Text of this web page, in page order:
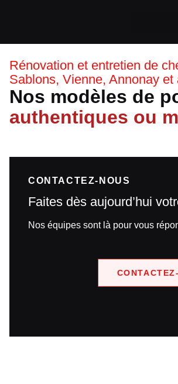
Rénovation et entretien de
Sablons, Vienne, Annonay et
Nos modèles de
authentiques ou
CONTACTEZ-NOUS
Faites dès aujourd’hui
Nos équipes sont là pour vous